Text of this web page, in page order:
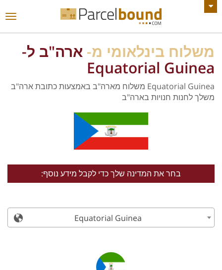
צפה בכל ההודעות
משלוח בינלאומי מ- ארה"ב ל-
Equatorial Guinea
Equatorial Guinea משלוח מארה"ב באמצעות כתובת ארה"ב
משלך לחנות חנויות בארה"ב
בחר את המדינה שלך כדי לקבל מידע נוסף:
Equatorial Guinea